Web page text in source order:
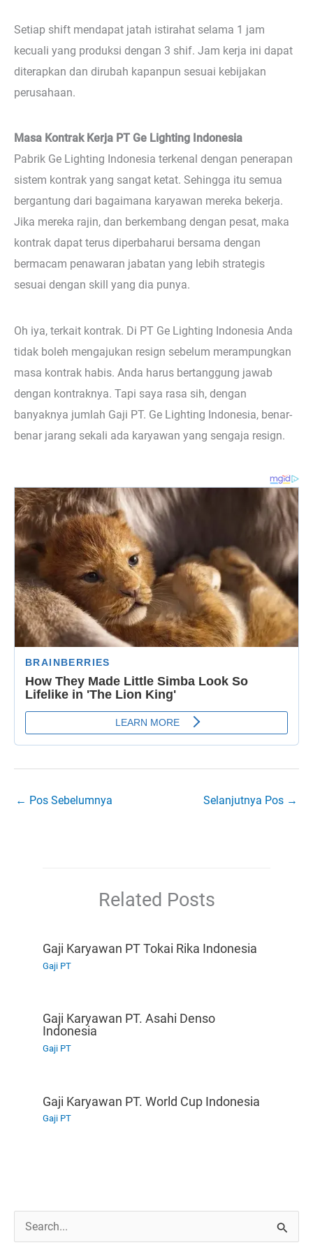
Setiap shift mendapat jatah istirahat selama 1 jam
kecuali yang produksi dengan 3 shif. Jam kerja ini dapat
diterapkan dan dirubah kapanpun sesuai kebijakan
perusahaan.
Masa Kontrak Kerja PT Ge Lighting Indonesia
Pabrik Ge Lighting Indonesia terkenal dengan penerapan
sistem kontrak yang sangat ketat. Sehingga itu semua
bergantung dari bagaimana karyawan mereka bekerja.
Jika mereka rajin, dan berkembang dengan pesat, maka
kontrak dapat terus diperbaharui bersama dengan
bermacam penawaran jabatan yang lebih strategis
sesuai dengan skill yang dia punya.
Oh iya, terkait kontrak. Di PT Ge Lighting Indonesia Anda
tidak boleh mengajukan resign sebelum merampungkan
masa kontrak habis. Anda harus bertanggung jawab
dengan kontraknya. Tapi saya rasa sih, dengan
banyaknya jumlah Gaji PT. Ge Lighting Indonesia, benar-
benar jarang sekali ada karyawan yang sengaja resign.
← Pos Sebelumnya Selanjutnya Pos →
Related Posts
Gaji Karyawan PT Tokai Rika Indonesia
Gaji PT
Gaji Karyawan PT. Asahi Denso
Indonesia
Gaji PT
Gaji Karyawan PT. World Cup Indonesia
Gaji PT
a